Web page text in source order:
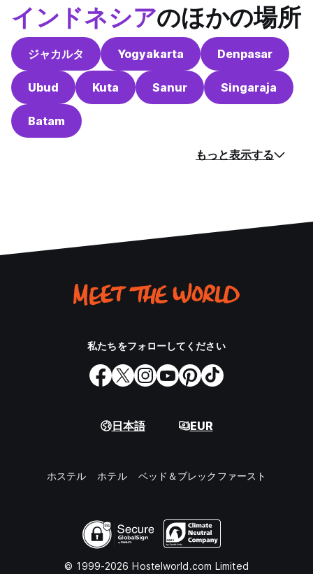
インドネシアのほかの場所
ジャカルタ Yogyakarta Denpasar
Ubud Kuta Sanur Singaraja
Batam
もっと表示する
私たちをフォローしてください
日本語 EUR
ホステル ホテル ベッド＆ブレックファースト
© 1999-2026 Hostelworld.com Limited